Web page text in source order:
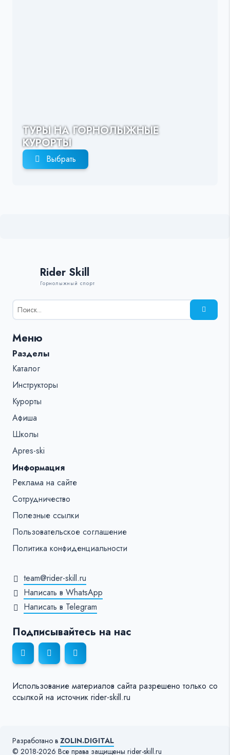
ТУРЫ НА ГОРНОЛЫЖНЫЕ
КУРОРТЫ
Выбрать
Rider Skill
Горнолыжный спорт
Результаты
поиска
%s:
Меню
Разделы
Каталог
Инструкторы
Курорты
Афиша
Школы
Apres-ski
Информация
Реклама на сайте
Сотрудничество
Полезные ссылки
Пользовательское соглашение
Политика конфиденциальности
team@rider-skill.ru
Написать в WhatsApp
Написать в Telegram
Подписывайтесь на нас
Использование материалов сайта разрешено только со
ссылкой на источник rider-skill.ru
Разработано в ZOLIN.DIGITAL
© 2018-2026 Все права защищены rider-skill.ru